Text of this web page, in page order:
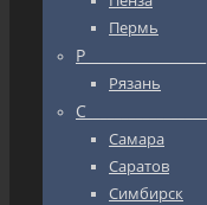
Пермь
Р_________________
Рязань
С_________________
Самара
Саратов
Симбирск